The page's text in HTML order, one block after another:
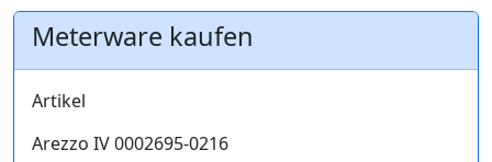
Meterware kaufen
Artikel
Arezzo IV 0002695-0216